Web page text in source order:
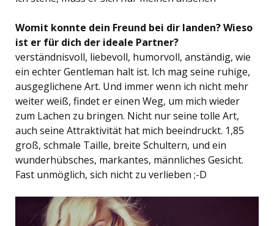
Womit konnte dein Freund bei dir landen? Wieso
ist er für dich der ideale Partner?
verständnisvoll, liebevoll, humorvoll, anständig, wie
ein echter Gentleman halt ist. Ich mag seine ruhige,
ausgeglichene Art. Und immer wenn ich nicht mehr
weiter weiß, findet er einen Weg, um mich wieder
zum Lachen zu bringen. Nicht nur seine tolle Art,
auch seine Attraktivität hat mich beeindruckt. 1,85
groß, schmale Taille, breite Schultern, und ein
wunderhübsches, markantes, männliches Gesicht.
Fast unmöglich, sich nicht zu verlieben ;-D